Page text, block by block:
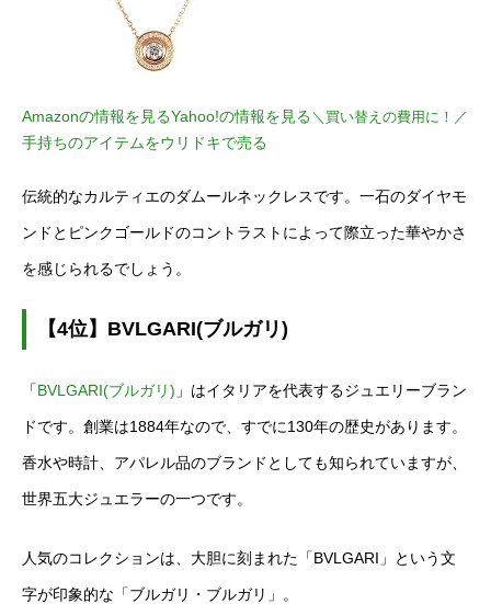
Amazonの情報を見るYahoo!の情報を見る ＼買い替えの費用に！／
手持ちのアイテムをウリドキで売る
伝統的なカルティエのダムールネックレスです。一石のダイヤモ
ンドとピンクゴールドのコントラストによって際立った華やかさ
を感じられるでしょう。
【4位】BVLGARI(ブルガリ)
「BVLGARI(ブルガリ) 」はイタリアを代表するジュエリーブラン
ドです。創業は1884年なので、すでに130年の歴史があります。
香水や時計、アパレル品のブランドとしても知られていますが、
世界五大ジュエラーの一つです。
人気のコレクションは、大胆に刻まれた「BVLGARI」という文
字が印象的な「ブルガリ・ブルガリ」。